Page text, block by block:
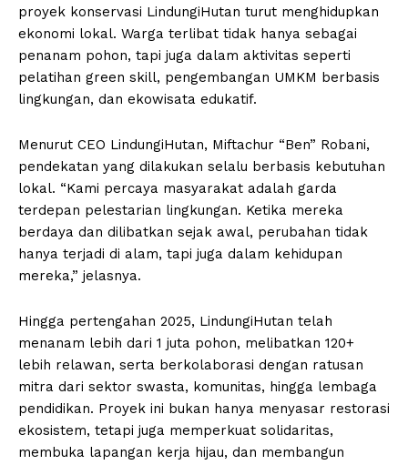
proyek konservasi LindungiHutan turut menghidupkan
ekonomi lokal. Warga terlibat tidak hanya sebagai
penanam pohon, tapi juga dalam aktivitas seperti
pelatihan green skill, pengembangan UMKM berbasis
lingkungan, dan ekowisata edukatif.
Menurut CEO LindungiHutan, Miftachur “Ben” Robani,
pendekatan yang dilakukan selalu berbasis kebutuhan
lokal. “Kami percaya masyarakat adalah garda
terdepan pelestarian lingkungan. Ketika mereka
berdaya dan dilibatkan sejak awal, perubahan tidak
hanya terjadi di alam, tapi juga dalam kehidupan
mereka,” jelasnya.
Hingga pertengahan 2025, LindungiHutan telah
menanam lebih dari 1 juta pohon, melibatkan 120+
lebih relawan, serta berkolaborasi dengan ratusan
mitra dari sektor swasta, komunitas, hingga lembaga
pendidikan. Proyek ini bukan hanya menyasar restorasi
ekosistem, tetapi juga memperkuat solidaritas,
membuka lapangan kerja hijau, dan membangun